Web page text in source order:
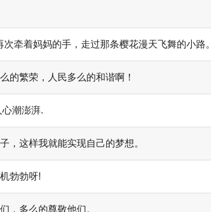
牵着妈妈的手，走过那条樱花漫天飞舞的小路。
的繁荣，人民多么的和谐啊！
潮澎湃.
，这样我就能实现自己的梦想。
勃勃呀!
，多么的尊敬他们。